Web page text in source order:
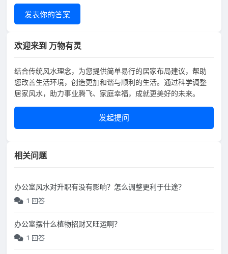
发表你的答案
欢迎来到 万物有灵
结合传统风水理念，为您提供简单易行的居家布局建议，帮助
您改善生活环境，创造更加和谐与顺利的生活。通过科学调整
居家风水，助力事业腾飞、家庭幸福，成就更美好的未来。
发起提问
相关问题
办公室风水对升职有没有影响？怎么调整更利于仕途？
1 回答
办公室摆什么植物招财又旺运啊？
1 回答